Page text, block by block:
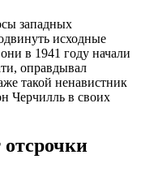
западных
исходные
в 1941 году начали
оправдывал
такой ненавистник
Черчилль в своих